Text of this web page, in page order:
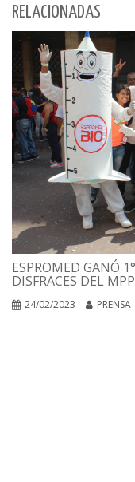
RELACIONADAS
ESPROMED GANÓ
DISFRACES DEL
24/02/2023 PRENSA